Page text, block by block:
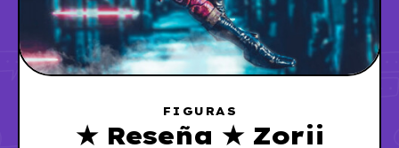
FIGURAS
★ Reseña ★ Zorii